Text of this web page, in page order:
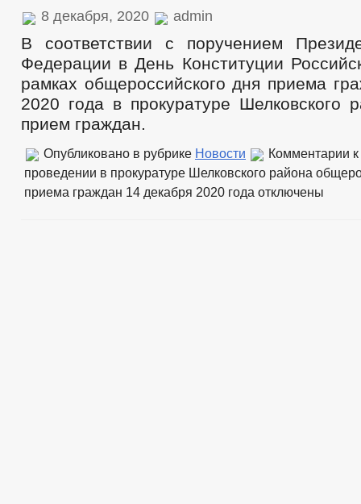
8 декабря, 2020 admin
В соответствии с поручением
Федерации в День Конституции
рамках общероссийского дня приема
2020 года в прокуратуре Шелковского
прием граждан.
Опубликовано в рубрике Новости Комментарии
проведении в прокуратуре Шелковского района
приема граждан 14 декабря 2020 года отключены